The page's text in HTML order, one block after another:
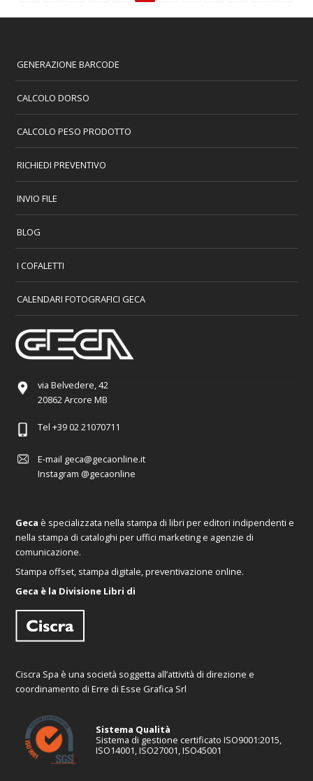
GENERAZIONE BARCODE
CALCOLO DORSO
CALCOLO PESO PRODOTTO
RICHIEDI PREVENTIVO
INVIO FILE
BLOG
I COFALETTI
CALENDARI FOTOGRAFICI GECA
via Belvedere, 42
20862 Arcore MB
Tel +39 02 21070711
E-mail geca@gecaonline.it
Instagram @gecaonline
Geca è specializzata nella stampa di libri per editori indipendenti e
nella stampa di cataloghi per uffici marketing e agenzie di
comunicazione.
Stampa offset, stampa digitale, preventivazione online.
Geca è la Divisione Libri di
Ciscra Spa è una società soggetta all’attività di direzione e
coordinamento di Erre di Esse Grafica Srl
Sistema Qualità
Sistema di gestione certificato ISO9001:2015,
ISO14001, ISO27001, ISO45001